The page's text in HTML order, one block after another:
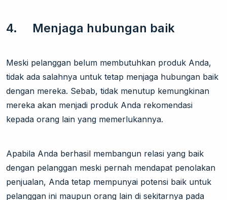
4. Menjaga hubungan baik
Meski pelanggan belum membutuhkan produk Anda,
tidak ada salahnya untuk tetap menjaga hubungan baik
dengan mereka. Sebab, tidak menutup kemungkinan
mereka akan menjadi produk Anda rekomendasi
kepada orang lain yang memerlukannya.
Apabila Anda berhasil membangun relasi yang baik
dengan pelanggan meski pernah mendapat penolakan
penjualan, Anda tetap mempunyai potensi baik untuk
pelanggan ini maupun orang lain di sekitarnya pada